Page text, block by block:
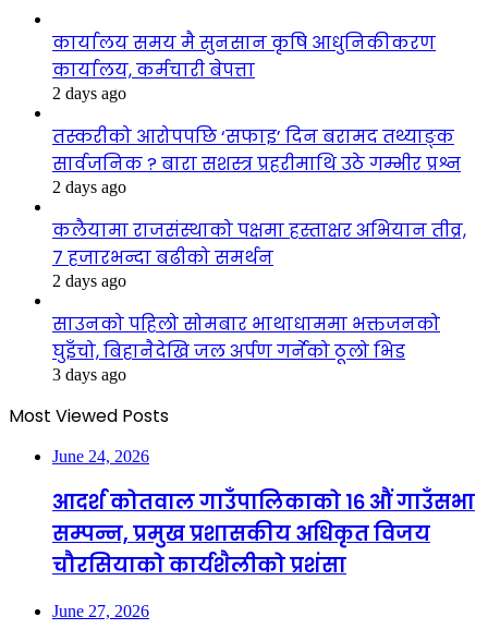
कार्यालय समय मै सुनसान कृषि आधुनिकीकरण
कार्यालय, कर्मचारी बेपत्ता
2 days ago
तस्करीको आरोपपछि ‘सफाइ’ दिन बरामद तथ्याङ्क
सार्वजनिक ? बारा सशस्त्र प्रहरीमाथि उठे गम्भीर प्रश्न
2 days ago
कलैयामा राजसंस्थाको पक्षमा हस्ताक्षर अभियान तीव्र,
७ हजारभन्दा बढीको समर्थन
2 days ago
साउनको पहिलो सोमबार भाथाधाममा भक्तजनको
घुइँचो, बिहानैदेखि जल अर्पण गर्नेको ठूलो भिड
3 days ago
Most Viewed Posts
June 24, 2026
आदर्श कोतवाल गाउँपालिकाको १६ औं गाउँसभा
सम्पन्न, प्रमुख प्रशासकीय अधिकृत विजय
चौरसियाको कार्यशैलीको प्रशंसा
June 27, 2026